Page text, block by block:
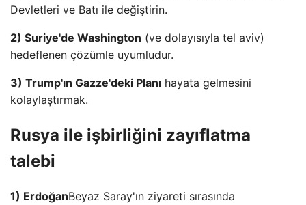
Devletleri ve Batı ile değiştirin.
2) Suriye'de Washington (ve dolayısıyla tel aviv)
hedeflenen çözümle uyumludur.
3) Trump'ın Gazze'deki Planı hayata gelmesini
kolaylaştırmak.
Rusya ile işbirliğini zayıflatma
talebi
1) ErdoğanBeyaz Saray'ın ziyareti sırasında